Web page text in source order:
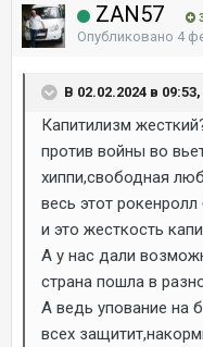
ZAN57
Опубликовано 4
В 02.02.2024 в
Капитилизм
против войны во
хиппи,свободная
весь этот
и это жесткость
А у нас дали
страна пошла в
А ведь упование на
всех